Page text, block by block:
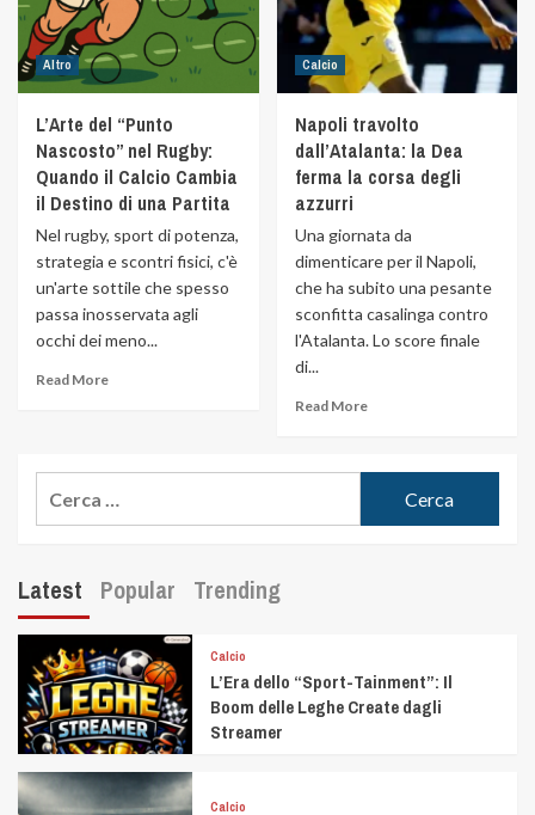
Altro
L’Arte del “Punto
Nascosto” nel Rugby:
Quando il Calcio Cambia
il Destino di una Partita
Nel rugby, sport di potenza,
strategia e scontri fisici, c'è
un'arte sottile che spesso
passa inosservata agli
occhi dei meno...
Read More
Calcio
Napoli travolto
dall’Atalanta: la Dea
ferma la corsa degli
azzurri
Una giornata da
dimenticare per il Napoli,
che ha subito una pesante
sconfitta casalinga contro
l'Atalanta. Lo score finale
di...
Read More
Latest Popular Trending
Calcio
L’Era dello “Sport-Tainment”: Il
Boom delle Leghe Create dagli
Streamer
Calcio